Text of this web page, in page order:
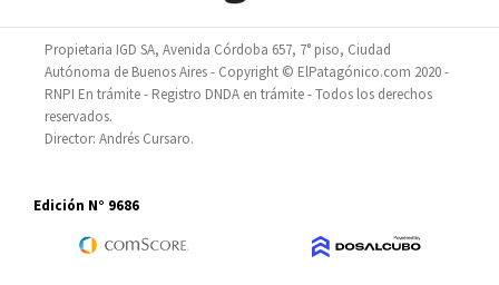
Propietaria IGD SA, Avenida Córdoba 657, 7° piso, Ciudad
Autónoma de Buenos Aires - Copyright © ElPatagónico.com 2020 -
RNPI En trámite - Registro DNDA en trámite - Todos los derechos
reservados.
Director: Andrés Cursaro.
Edición N° 9686